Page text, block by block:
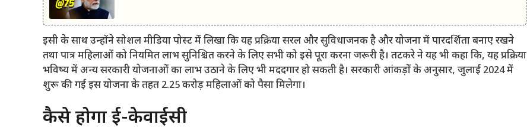
इसी के साथ उन्होंने सोशल मीडिया पोस्ट में लिखा कि यह प्रक्रिया सरल और सुविधाजनक है और योजना में पारदर्शिता बनाए रखने
तथा पात्र महिलाओं को नियमित लाभ सुनिश्चित करने के लिए सभी को इसे पूरा करना जरूरी है। तटकरे ने यह भी कहा कि, यह प्रक्रिया
भविष्य में अन्य सरकारी योजनाओं का लाभ उठाने के लिए भी मददगार हो सकती है। सरकारी आंकड़ों के अनुसार, जुलाई 2024 में
शुरू की गई इस योजना के तहत 2.25 करोड़ महिलाओं को पैसा मिलेगा।
कैसे होगा ई-केवाईसी